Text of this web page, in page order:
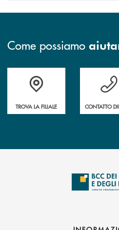
Come possiamo
Accedi all' elenco completo delle
TROVA LA FILIALE
Hai
CONTATTO